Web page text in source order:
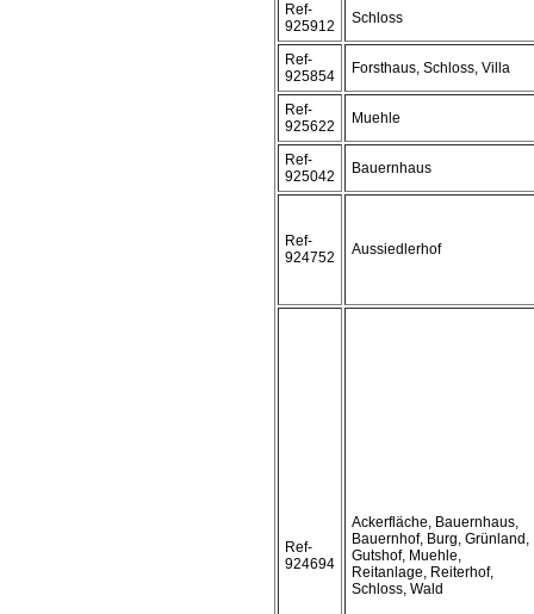
Ref-
925912
Schloss
Ref-
925854
Forsthaus, Schloss, Villa
Ref-
925622
Muehle
Ref-
925042
Bauernhaus
Ref-
924752
Aussiedlerhof
Ref-
924694
Ackerfläche, Bauernhaus,
Bauernhof, Burg, Grünland,
Gutshof, Muehle,
Reitanlage, Reiterhof,
Schloss, Wald